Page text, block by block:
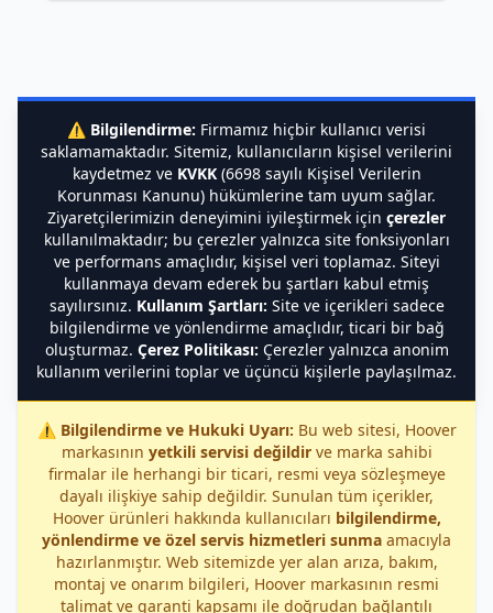
⚠️ Bilgilendirme: Firmamız hiçbir kullanıcı verisi
saklamamaktadır. Sitemiz, kullanıcıların kişisel verilerini
kaydetmez ve KVKK(6698 sayılı Kişisel Verilerin
Korunması Kanunu) hükümlerine tam uyum sağlar.
Ziyaretçilerimizin deneyimini iyileştirmek için çerezler
kullanılmaktadır; bu çerezler yalnızca site fonksiyonları
ve performans amaçlıdır, kişisel veri toplamaz. Siteyi
kullanmaya devam ederek bu şartları kabul etmiş
sayılırsınız. Kullanım Şartları: Site ve içerikleri sadece
bilgilendirme ve yönlendirme amaçlıdır, ticari bir bağ
oluşturmaz. Çerez Politikası: Çerezler yalnızca anonim
kullanım verilerini toplar ve üçüncü kişilerle paylaşılmaz.
⚠️ Bilgilendirme ve Hukuki Uyarı: Bu web sitesi, Hoover
markasının yetkili servisi değildirve marka sahibi
firmalar ile herhangi bir ticari, resmi veya sözleşmeye
dayalı ilişkiye sahip değildir. Sunulan tüm içerikler,
Hoover ürünleri hakkında kullanıcıları bilgilendirme,
yönlendirme ve özel servis hizmetleri sunma amacıyla
hazırlanmıştır. Web sitemizde yer alan arıza, bakım,
montaj ve onarım bilgileri, Hoover markasının resmi
talimat ve garanti kapsamı ile doğrudan bağlantılı